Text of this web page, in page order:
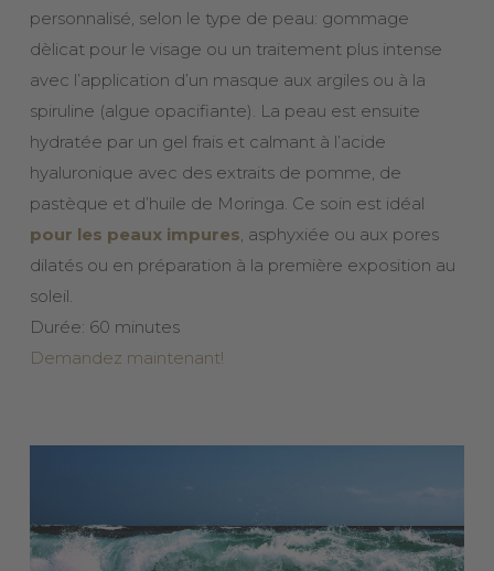
personnalisé, selon le type de peau: gommage
dèlicat pour le visage ou un traitement plus intense
avec l’application d’un masque aux argiles ou à la
spiruline (algue opacifiante). La peau est ensuite
hydratée par un gel frais et calmant à l’acide
hyaluronique avec des extraits de pomme, de
pastèque et d’huile de Moringa. Ce soin est idéal
pour les peaux impures , asphyxiée ou aux pores
dilatés ou en préparation à la première exposition au
soleil.
Durée: 60 minutes
Demandez maintenant!